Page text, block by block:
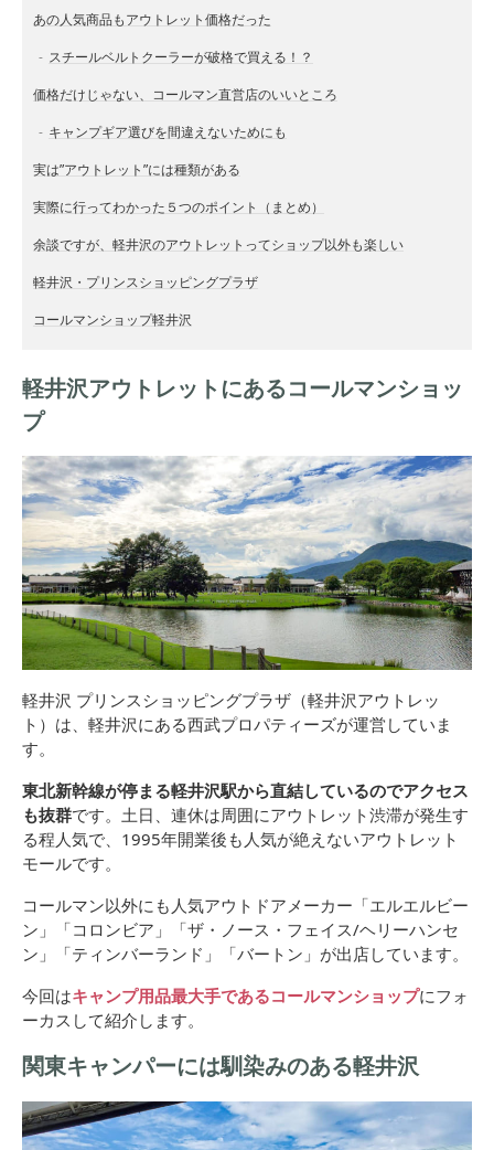
あの人気商品もアウトレット価格だった
スチールベルトクーラーが破格で買える！？
価格だけじゃない、コールマン直営店のいいところ
キャンプギア選びを間違えないためにも
実は”アウトレット”には種類がある
実際に行ってわかった５つのポイント（まとめ）
余談ですが、軽井沢のアウトレットってショップ以外も楽しい
軽井沢・プリンスショッピングプラザ
コールマンショップ軽井沢
軽井沢アウトレットにあるコールマンショッ
プ
軽井沢 プリンスショッピングプラザ（軽井沢アウトレッ
ト）は、 軽井沢にある西武プロパティーズが運営していま
す。
東北新幹線が停まる軽井沢駅から直結しているのでアクセス
も抜群です。土日、連休は周囲にアウトレット渋滞が発生す
る程人気で、1995年開業後も人気が絶えないアウトレット
モールです。
コールマン以外にも人気アウトドアメーカー「エルエルビー
ン」「コロンビア」「ザ・ノース・フェイス/ヘリーハンセ
ン」「ティンバーランド」「バートン」が出店しています。
今回はキャンプ用品最大手であるコールマンショップにフォ
ーカスして紹介します。
関東キャンパーには馴染みのある軽井沢